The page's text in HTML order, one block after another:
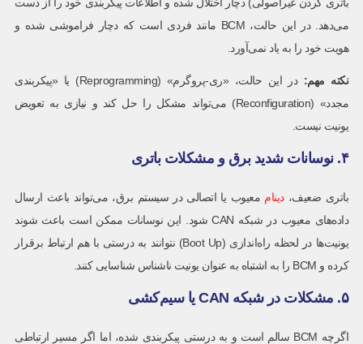
می‌دهد. در این حالت، BCM مانند فردی است که دچار فراموشی شده و
هویت خود را به یاد نمی‌آورد.
نکته مهم:
در این حالت، «ری‌-پروگرم» (Reprogramming) یا «پیکربندی
مجدد» (Reconfiguration) می‌تواند مشکل را حل کند و نیازی به تعویض
یونیت نیست.
۴. نوسانات شدید برق و مشکلات باتری
باتری ضعیف،دینام معیوب یا اتصالی در سیستم برق، می‌تواند باعث ارسال
داده‌های معیوب در شبکه CAN شود. این نوسانات ممکن است باعث شوند
یونیت‌ها در لحظه راه‌اندازی (Boot Up) نتوانند به درستی با هم ارتباط برقرار
کرده و BCM را به اشتباه به عنوان یونیت ناشناس شناسایی کنند.
۵. مشکلات در شبکه CAN یا سیم‌کشی
اگرچه BCM سالم است و به درستی پیکربندی شده، اما اگر مسیر ارتباطی